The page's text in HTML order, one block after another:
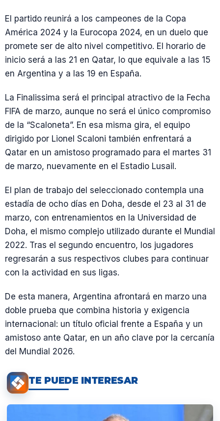
El partido reunirá a los campeones de la Copa
América 2024 y la Eurocopa 2024, en un duelo que
promete ser de alto nivel competitivo. El horario de
inicio será a las 21 en Qatar, lo que equivale a las 15
en Argentina y a las 19 en España.
La Finalissima será el principal atractivo de la Fecha
FIFA de marzo, aunque no será el único compromiso
de la “Scaloneta”. En esa misma gira, el equipo
dirigido por Lionel Scaloni también enfrentará a
Qatar en un amistoso programado para el martes 31
de marzo, nuevamente en el Estadio Lusail.
El plan de trabajo del seleccionado contempla una
estadía de ocho días en Doha, desde el 23 al 31 de
marzo, con entrenamientos en la Universidad de
Doha, el mismo complejo utilizado durante el Mundial
2022. Tras el segundo encuentro, los jugadores
regresarán a sus respectivos clubes para continuar
con la actividad en sus ligas.
De esta manera, Argentina afrontará en marzo una
doble prueba que combina historia y exigencia
internacional: un título oficial frente a España y un
amistoso ante Qatar, en un año clave por la cercanía
del Mundial 2026.
TE PUEDE INTERESAR